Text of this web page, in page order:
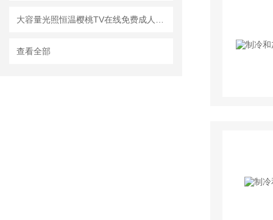
查看全部